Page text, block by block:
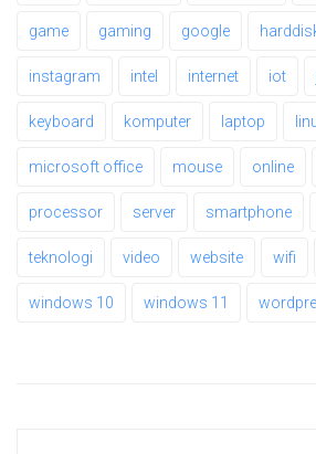
game gaming google
instagram intel internet iot
keyboard komputer laptop
microsoft office mouse online
processor server smartphone
teknologi video website wifi
windows 10 windows 11